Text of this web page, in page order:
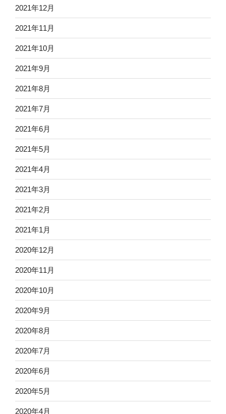
2021年12月
2021年11月
2021年10月
2021年9月
2021年8月
2021年7月
2021年6月
2021年5月
2021年4月
2021年3月
2021年2月
2021年1月
2020年12月
2020年11月
2020年10月
2020年9月
2020年8月
2020年7月
2020年6月
2020年5月
2020年4月